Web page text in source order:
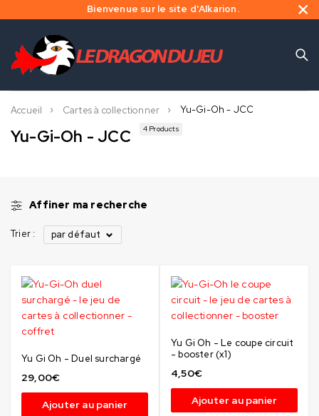
Bienvenue sur le site d'Alkarion.
Yu-Gi-Oh - JCC 4 Products
Accueil Cartes à collectionner Yu-Gi-Oh - JCC
Affiner ma recherche
Trier : par défaut
Yu Gi Oh - Duel surchargé
29,00€
Ajouter au panier
Yu Gi Oh - Le coupe circuit
- booster (x1)
4,50€
Ajouter au panier